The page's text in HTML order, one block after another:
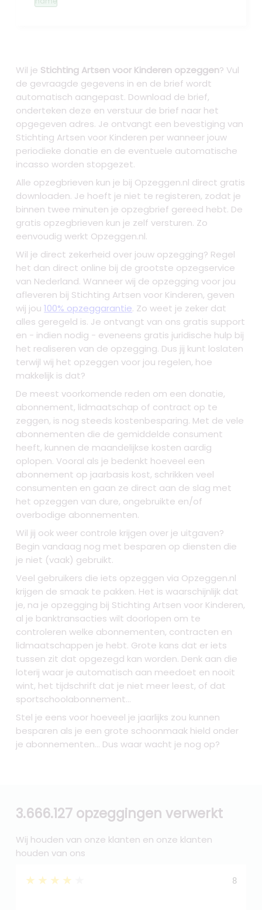
Wil je Stichting Artsen voor Kinderen opzeggen? Vul
de gevraagde gegevens in en de brief wordt
automatisch aangepast. Download de brief,
onderteken deze en verstuur de brief naar het
opgegeven adres. Je ontvangt een bevestiging van
Stichting Artsen voor Kinderen per wanneer jouw
periodieke donatie en de eventuele automatische
incasso worden stopgezet.
Alle opzegbrieven kun je bij Opzeggen.nl direct gratis
downloaden. Je hoeft je niet te registeren, zodat je
binnen twee minuten je opzegbrief gereed hebt. De
gratis opzegbrieven kun je zelf versturen. Zo
eenvoudig werkt Opzeggen.nl.
Wil je direct zekerheid over jouw opzegging? Regel
het dan direct online bij de grootste opzegservice
van Nederland. Wanneer wij de opzegging voor jou
afleveren bij Stichting Artsen voor Kinderen, geven
wij jou100% opzeggarantie. Zo weet je zeker dat
alles geregeld is. Je ontvangt van ons gratis support
en - indien nodig - eveneens gratis juridische hulp bij
het realiseren van de opzegging. Dus jij kunt loslaten
terwijl wij het opzeggen voor jou regelen, hoe
makkelijk is dat?
De meest voorkomende reden om een donatie,
abonnement, lidmaatschap of contract op te
zeggen, is nog steeds kostenbesparing. Met de vele
abonnementen die de gemiddelde consument
heeft, kunnen de maandelijkse kosten aardig
oplopen. Vooral als je bedenkt hoeveel een
abonnement op jaarbasis kost, schrikken veel
consumenten en gaan ze direct aan de slag met
het opzeggen van dure, ongebruikte en/of
overbodige abonnementen.
Wil jij ook weer controle krijgen over je uitgaven?
Begin vandaag nog met besparen op diensten die
je niet (vaak) gebruikt.
Veel gebruikers die iets opzeggen via Opzeggen.nl
krijgen de smaak te pakken. Het is waarschijnlijk dat
je, na je opzegging bij Stichting Artsen voor Kinderen,
al je banktransacties wilt doorlopen om te
controleren welke abonnementen, contracten en
lidmaatschappen je hebt. Grote kans dat er iets
tussen zit dat opgezegd kan worden. Denk aan die
loterij waar je automatisch aan meedoet en nooit
wint, het tijdschrift dat je niet meer leest, of dat
sportschoolabonnement...
Stel je eens voor hoeveel je jaarlijks zou kunnen
besparen als je een grote schoonmaak hield onder
je abonnementen... Dus waar wacht je nog op?
3.666.127 opzeggingen verwerkt
Wij houden van onze klanten en onze klanten
houden van ons
★★★★★ 8